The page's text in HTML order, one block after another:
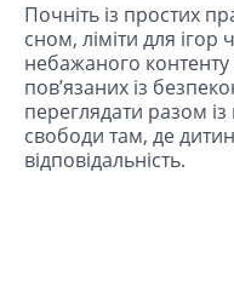
Почніть із простих
сном, ліміти для
небажаного контенту
пов’язаних із
переглядати разом
свободи там, де
відповідальність.